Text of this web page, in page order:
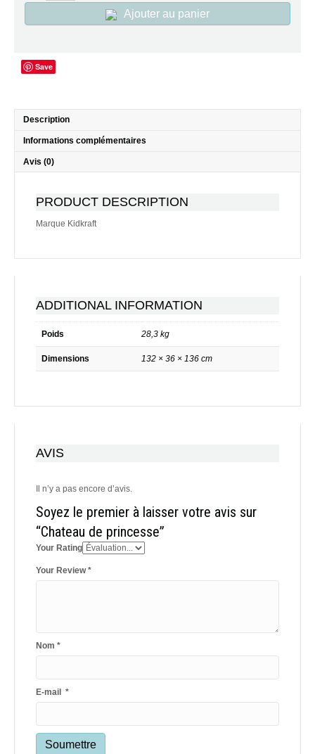
Ajouter au panier
Save
Description
Informations complémentaires
Avis (0)
PRODUCT DESCRIPTION
Marque Kidkraft
ADDITIONAL INFORMATION
Poids 28,3 kg
Dimensions 132 × 36 × 136 cm
AVIS
Il n’y a pas encore d’avis.
Soyez le premier à laisser votre avis sur
“Chateau de princesse”
Your Rating
Your Review*
Nom *
E-mail *